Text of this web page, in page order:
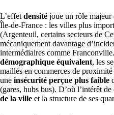
L’effetdensité joue un rôle majeur
Île-de-France : les villes plus
(Argenteuil, certains secteurs de
mécaniquement davantage
intermédiaires comme
démographique équivalent, les
maillés en commerces de
une insécurité perçue plus faible
(gares, hubs bus). D’où l’intérêt
de la ville et la structure de ses